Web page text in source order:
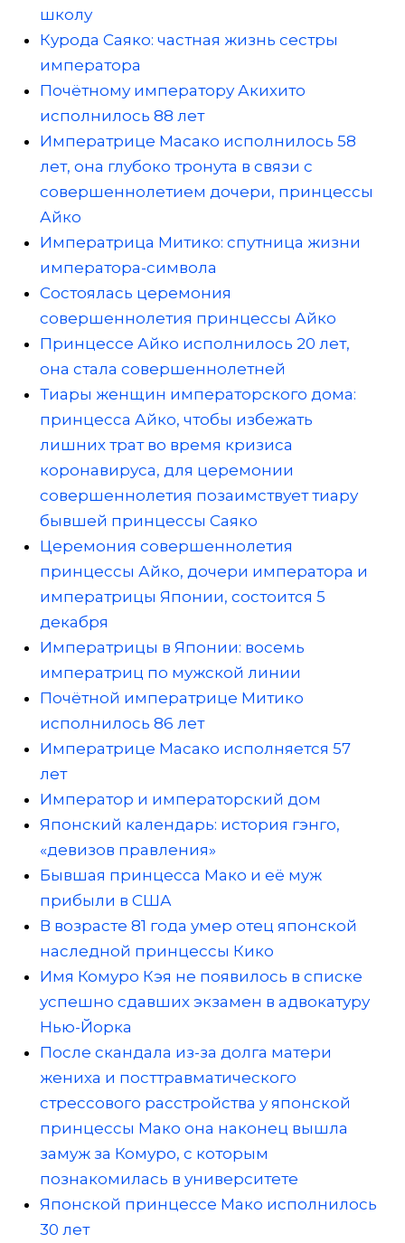
школу
Курода Саяко: частная жизнь сестры
императора
Почётному императору Акихито
исполнилось 88 лет
Императрице Масако исполнилось 58
лет, она глубоко тронута в связи с
совершеннолетием дочери, принцессы
Айко
Императрица Митико: спутница жизни
императора-символа
Состоялась церемония
совершеннолетия принцессы Айко
Принцессе Айко исполнилось 20 лет,
она стала совершеннолетней
Тиары женщин императорского дома:
принцесса Айко, чтобы избежать
лишних трат во время кризиса
коронавируса, для церемонии
совершеннолетия позаимствует тиару
бывшей принцессы Саяко
Церемония совершеннолетия
принцессы Айко, дочери императора и
императрицы Японии, состоится 5
декабря
Императрицы в Японии: восемь
императриц по мужской линии
Почётной императрице Митико
исполнилось 86 лет
Императрице Масако исполняется 57
лет
Император и императорский дом
Японский календарь: история гэнго,
«девизов правления»
Бывшая принцесса Мако и её муж
прибыли в США
В возрасте 81 года умер отец японской
наследной принцессы Кико
Имя Комуро Кэя не появилось в списке
успешно сдавших экзамен в адвокатуру
Нью-Йорка
После скандала из-за долга матери
жениха и посттравматического
стрессового расстройства у японской
принцессы Мако она наконец вышла
замуж за Комуро, с которым
познакомилась в университете
Японской принцессе Мако исполнилось
30 лет